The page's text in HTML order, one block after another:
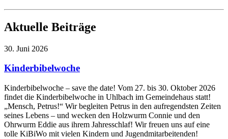
Aktuelle Beiträge
30. Juni 2026
Kinderbibelwoche
Kinderbibelwoche – save the date! Vom 27. bis 30. Oktober 2026
findet die Kinderbibelwoche in Uhlbach im Gemeindehaus statt!
„Mensch, Petrus!“ Wir begleiten Petrus in den aufregendsten Zeiten
seines Lebens – und wecken den Holzwurm Connie und den
Ohrwurm Eddie aus ihrem Jahresschlaf! Wir freuen uns auf eine
tolle KiBiWo mit vielen Kindern und Jugendmitarbeitenden!